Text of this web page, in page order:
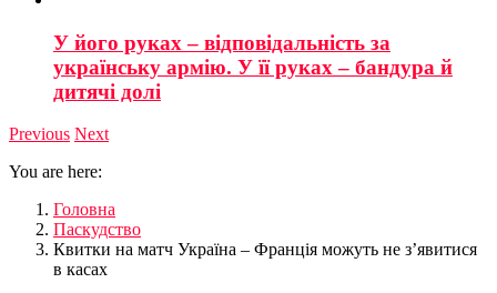
У його руках – відповідальність за
українську армію. У її руках – бандура й
дитячі долі
Previous Next
You are here:
Головна
Паскудство
Квитки на матч Україна – Франція можуть не з’явитися
в касах